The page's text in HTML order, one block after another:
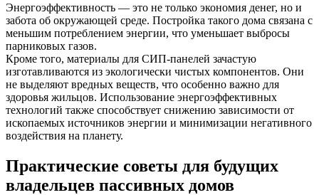
Энергоэффективность — это не только экономия денег, но и
забота об окружающей среде. Постройка такого дома связана с
меньшим потреблением энергии, что уменьшает выбросы
парниковых газов.
Кроме того, материалы для СИП-панелей зачастую
изготавливаются из экологически чистых компонентов. Они
не выделяют вредных веществ, что особенно важно для
здоровья жильцов. Использование энергоэффективных
технологий также способствует снижению зависимости от
ископаемых источников энергии и минимизации негативного
воздействия на планету.
Практические советы для будущих
владельцев пассивных домов